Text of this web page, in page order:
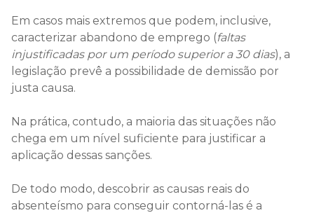
Em casos mais extremos que podem, inclusive,
caracterizar abandono de emprego (faltas
injustificadas por um período superior a 30 dias), a
legislação prevê a possibilidade de demissão por
justa causa.
Na prática, contudo, a maioria das situações não
chega em um nível suficiente para justificar a
aplicação dessas sanções.
De todo modo, descobrir as causas reais do
absenteísmo para conseguir contorná-las é a